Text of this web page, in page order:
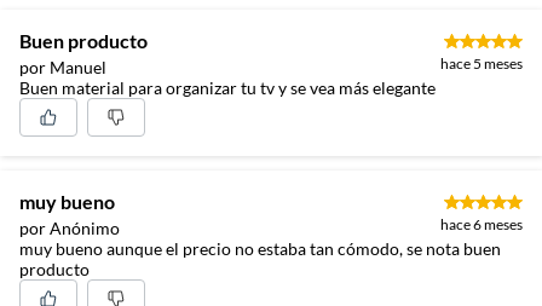
Buen producto
por Manuel hace 5 meses
Buen material para organizar tu tv y se vea más elegante
muy bueno
por Anónimo hace 6 meses
muy bueno aunque el precio no estaba tan cómodo, se nota buen
producto